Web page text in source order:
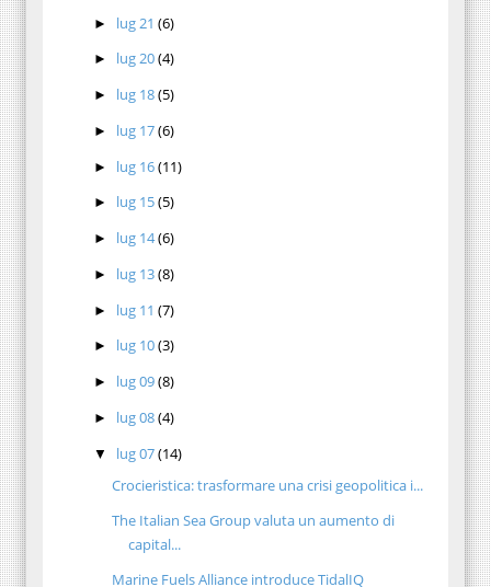
► lug 21(6)
► lug 20(4)
► lug 18(5)
► lug 17(6)
► lug 16(11)
► lug 15(5)
► lug 14(6)
► lug 13(8)
► lug 11(7)
► lug 10(3)
► lug 09(8)
► lug 08(4)
▼ lug 07(14)
Crocieristica: trasformare una crisi geopolitica i...
The Italian Sea Group valuta un aumento di
capital...
Marine Fuels Alliance introduce TidalIQ